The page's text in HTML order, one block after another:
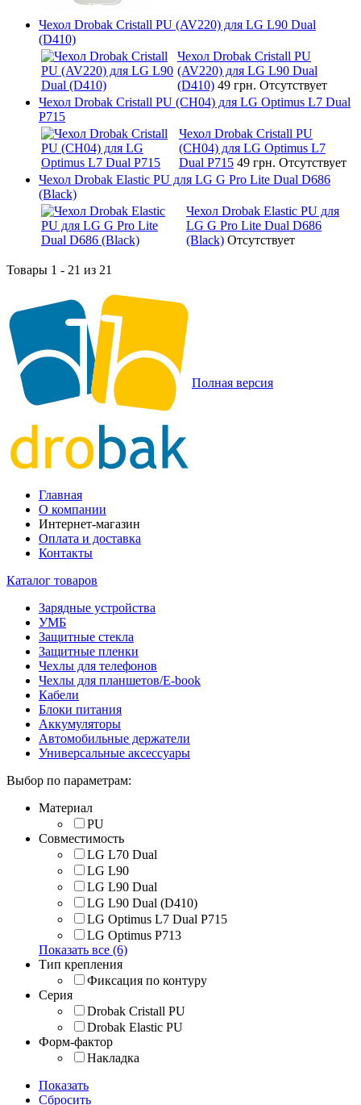
Чехол Drobak Cristall PU (AV220) для LG L90 Dual
(D410)
Чехол Drobak Cristall PU
(AV220) для LG L90 Dual
(D410) 49 грн. Отсутствует
Чехол Drobak Cristall PU (CH04) для LG Optimus L7 Dual
P715
Чехол Drobak Cristall PU
(CH04) для LG Optimus L7
Dual P715 49 грн. Отсутствует
Чехол Drobak Elastic PU для LG G Pro Lite Dual D686
(Black)
Чехол Drobak Elastic PU для
LG G Pro Lite Dual D686
(Black) Отсутствует
Товары 1 - 21 из 21
Полная версия
Главная
О компании
Интернет-магазин
Оплата и доставка
Контакты
Каталог товаров
Зарядные устройства
УМБ
Защитные стекла
Защитные пленки
Чехлы для телефонов
Чехлы для планшетов/E-book
Кабели
Блоки питания
Аккумуляторы
Автомобильные держатели
Универсальные аксессуары
Выбор по параметрам:
Материал
PU
Совместимость
LG L70 Dual
LG L90
LG L90 Dual
LG L90 Dual (D410)
LG Optimus L7 Dual P715
LG Optimus P713
Показать все (6)
Тип крепления
Фиксация по контуру
Серия
Drobak Cristall PU
Drobak Elastic PU
Форм-фактор
Накладка
Показать
Сбросить